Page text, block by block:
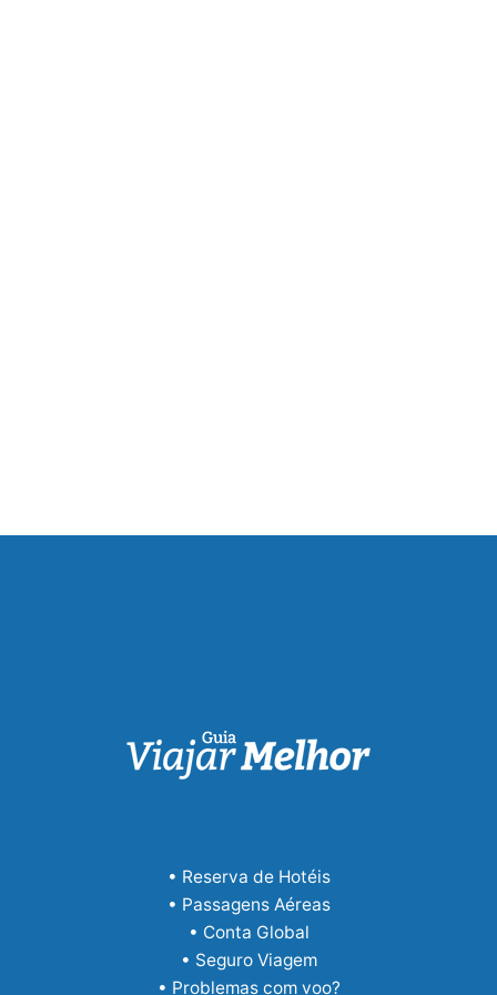
• Reserva de Hotéis
• Passagens Aéreas
• Conta Global
• Seguro Viagem
• Problemas com voo?